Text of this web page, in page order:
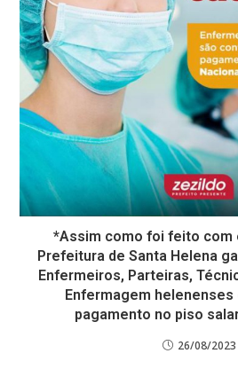
*Assim como foi feito com
Prefeitura de Santa Helena
Enfermeiros, Parteiras,
Enfermagem
pagamento no piso
26/08/2023